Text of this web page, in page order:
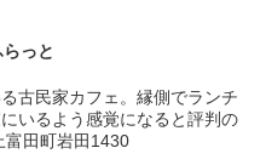
っと
古民家カフェ。縁側でランチ
いるよう感覚になると評判の
富田町岩田1430